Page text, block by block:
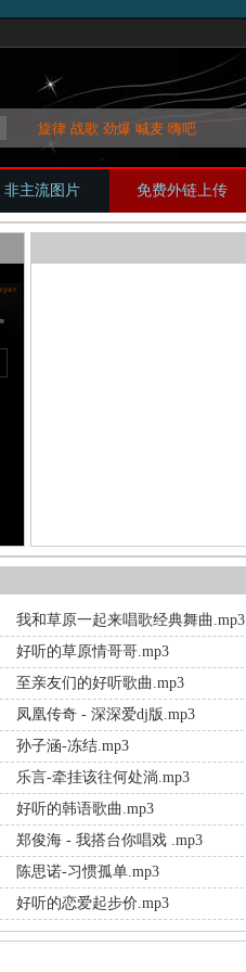
旋律 战歌 劲爆 喊麦 嗨吧
非主流图片 免费外链上传
我和草原一起来唱歌经典舞曲.mp3
好听的草原情哥哥.mp3
至亲友们的好听歌曲.mp3
凤凰传奇 - 深深爱dj版.mp3
孙子涵-冻结.mp3
乐言-牵挂该往何处淌.mp3
好听的韩语歌曲.mp3
郑俊海 - 我搭台你唱戏 .mp3
陈思诺-习惯孤单.mp3
好听的恋爱起步价.mp3